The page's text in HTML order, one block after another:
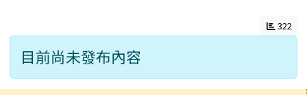
322
目前尚未發布內容